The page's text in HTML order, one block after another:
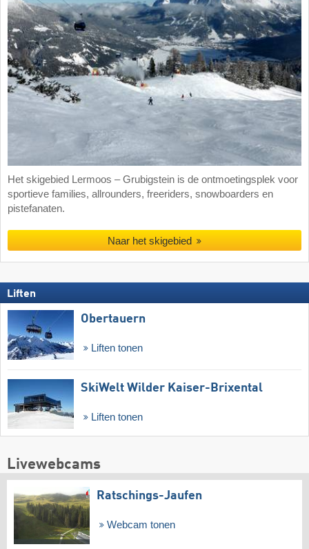
Het skigebied Lermoos – Grubigstein is de ontmoetingsplek voor
sportieve families, allrounders, freeriders, snowboarders en
pistefanaten.
Naar het skigebied
Liften
Obertauern
Liften tonen
SkiWelt Wilder Kaiser-Brixental
Liften tonen
Livewebcams
Ratschings-Jaufen
Webcam tonen